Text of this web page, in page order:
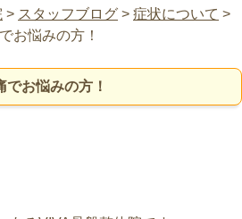
> スタッフブログ > 症状について >
お悩みの方！
でお悩みの方！